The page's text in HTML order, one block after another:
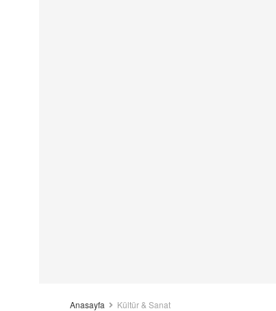
Anasayfa Kültür & Sanat